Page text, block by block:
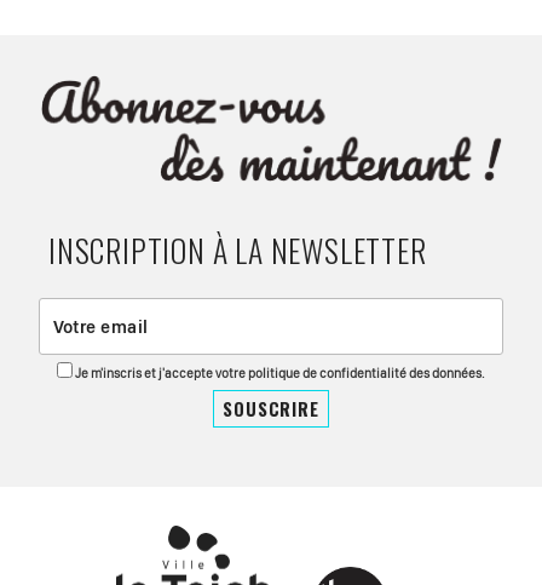
INSCRIPTION À LA NEWSLETTER
Je m'inscris et j'accepte votre politique de confidentialité des données.